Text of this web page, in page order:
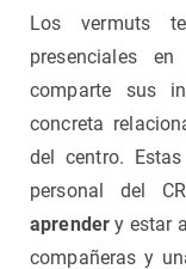
Los vermuts
presenciales
comparte sus
concreta
del centro.
personal del
aprender y estar
compañeras y